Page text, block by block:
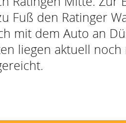
Fuß den Ratinger
mit dem Auto an
liegen aktuell